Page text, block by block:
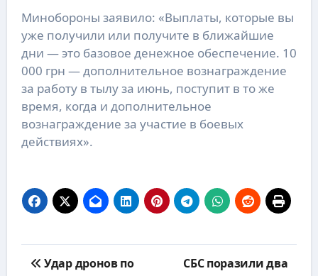
Минобороны заявило: «Выплаты, которые вы
уже получили или получите в ближайшие
дни — это базовое денежное обеспечение. 10
000 грн — дополнительное вознаграждение
за работу в тылу за июнь, поступит в то же
время, когда и дополнительное
вознаграждение за участие в боевых
действиях».
по Удар дронов по
СБС поразили два